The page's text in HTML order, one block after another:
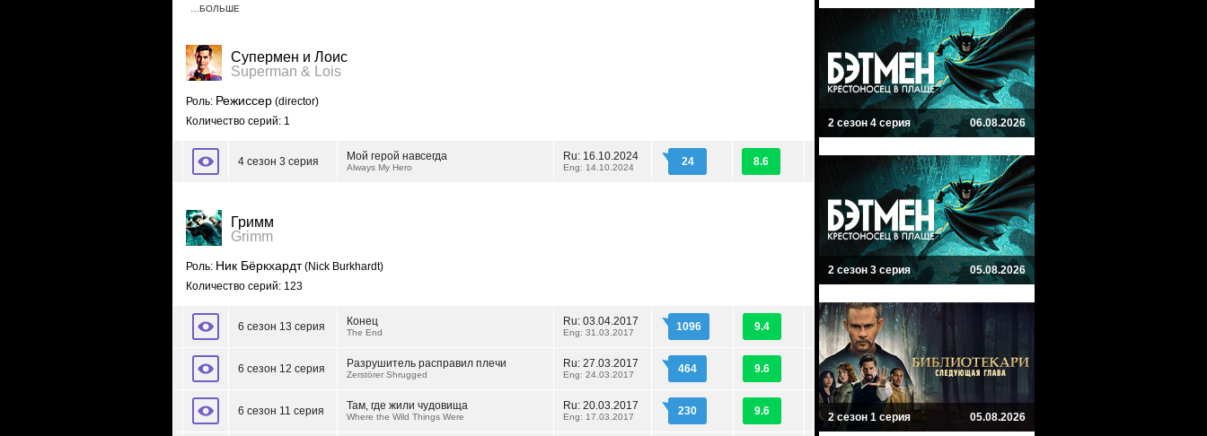
…БОЛЬШЕ
Супермен и Лоис
Superman & Lois
Роль: Режиссер (director)
Количество серий: 1
4 сезон 3 серия Мой герой навсегда
Always My Hero
Ru: 16.10.2024
Eng: 14.10.2024 24 8.6
Гримм
Grimm
Роль: Ник Бёркхардт(Nick Burkhardt)
Количество серий: 123
6 сезон 13 серия Конец
The End
Ru: 03.04.2017
Eng: 31.03.2017 1096 9.4
6 сезон 12 серия Разрушитель расправил плечи
Zerstörer Shrugged
Ru: 27.03.2017
Eng: 24.03.2017 464 9.6
6 сезон 11 серия Там, где жили чудовища
Where the Wild Things Were
Ru: 20.03.2017
Eng: 17.03.2017 230 9.6
2 сезон 4 серия 06.08.2026
2 сезон 3 серия 05.08.2026
2 сезон 1 серия 05.08.2026